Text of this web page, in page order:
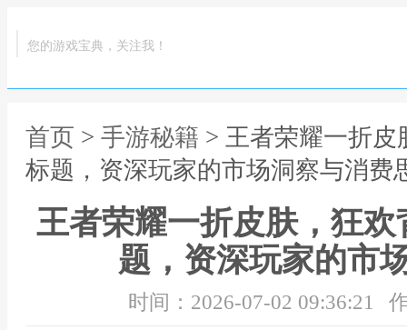
您的游戏宝典，关注我！
首页 > 手游秘籍 > 王者荣耀一折
标题，资深玩家的市场洞察与消费
王者荣耀一折皮肤，狂
题，资深玩家的市
时间：2026-07-02 09:36:21